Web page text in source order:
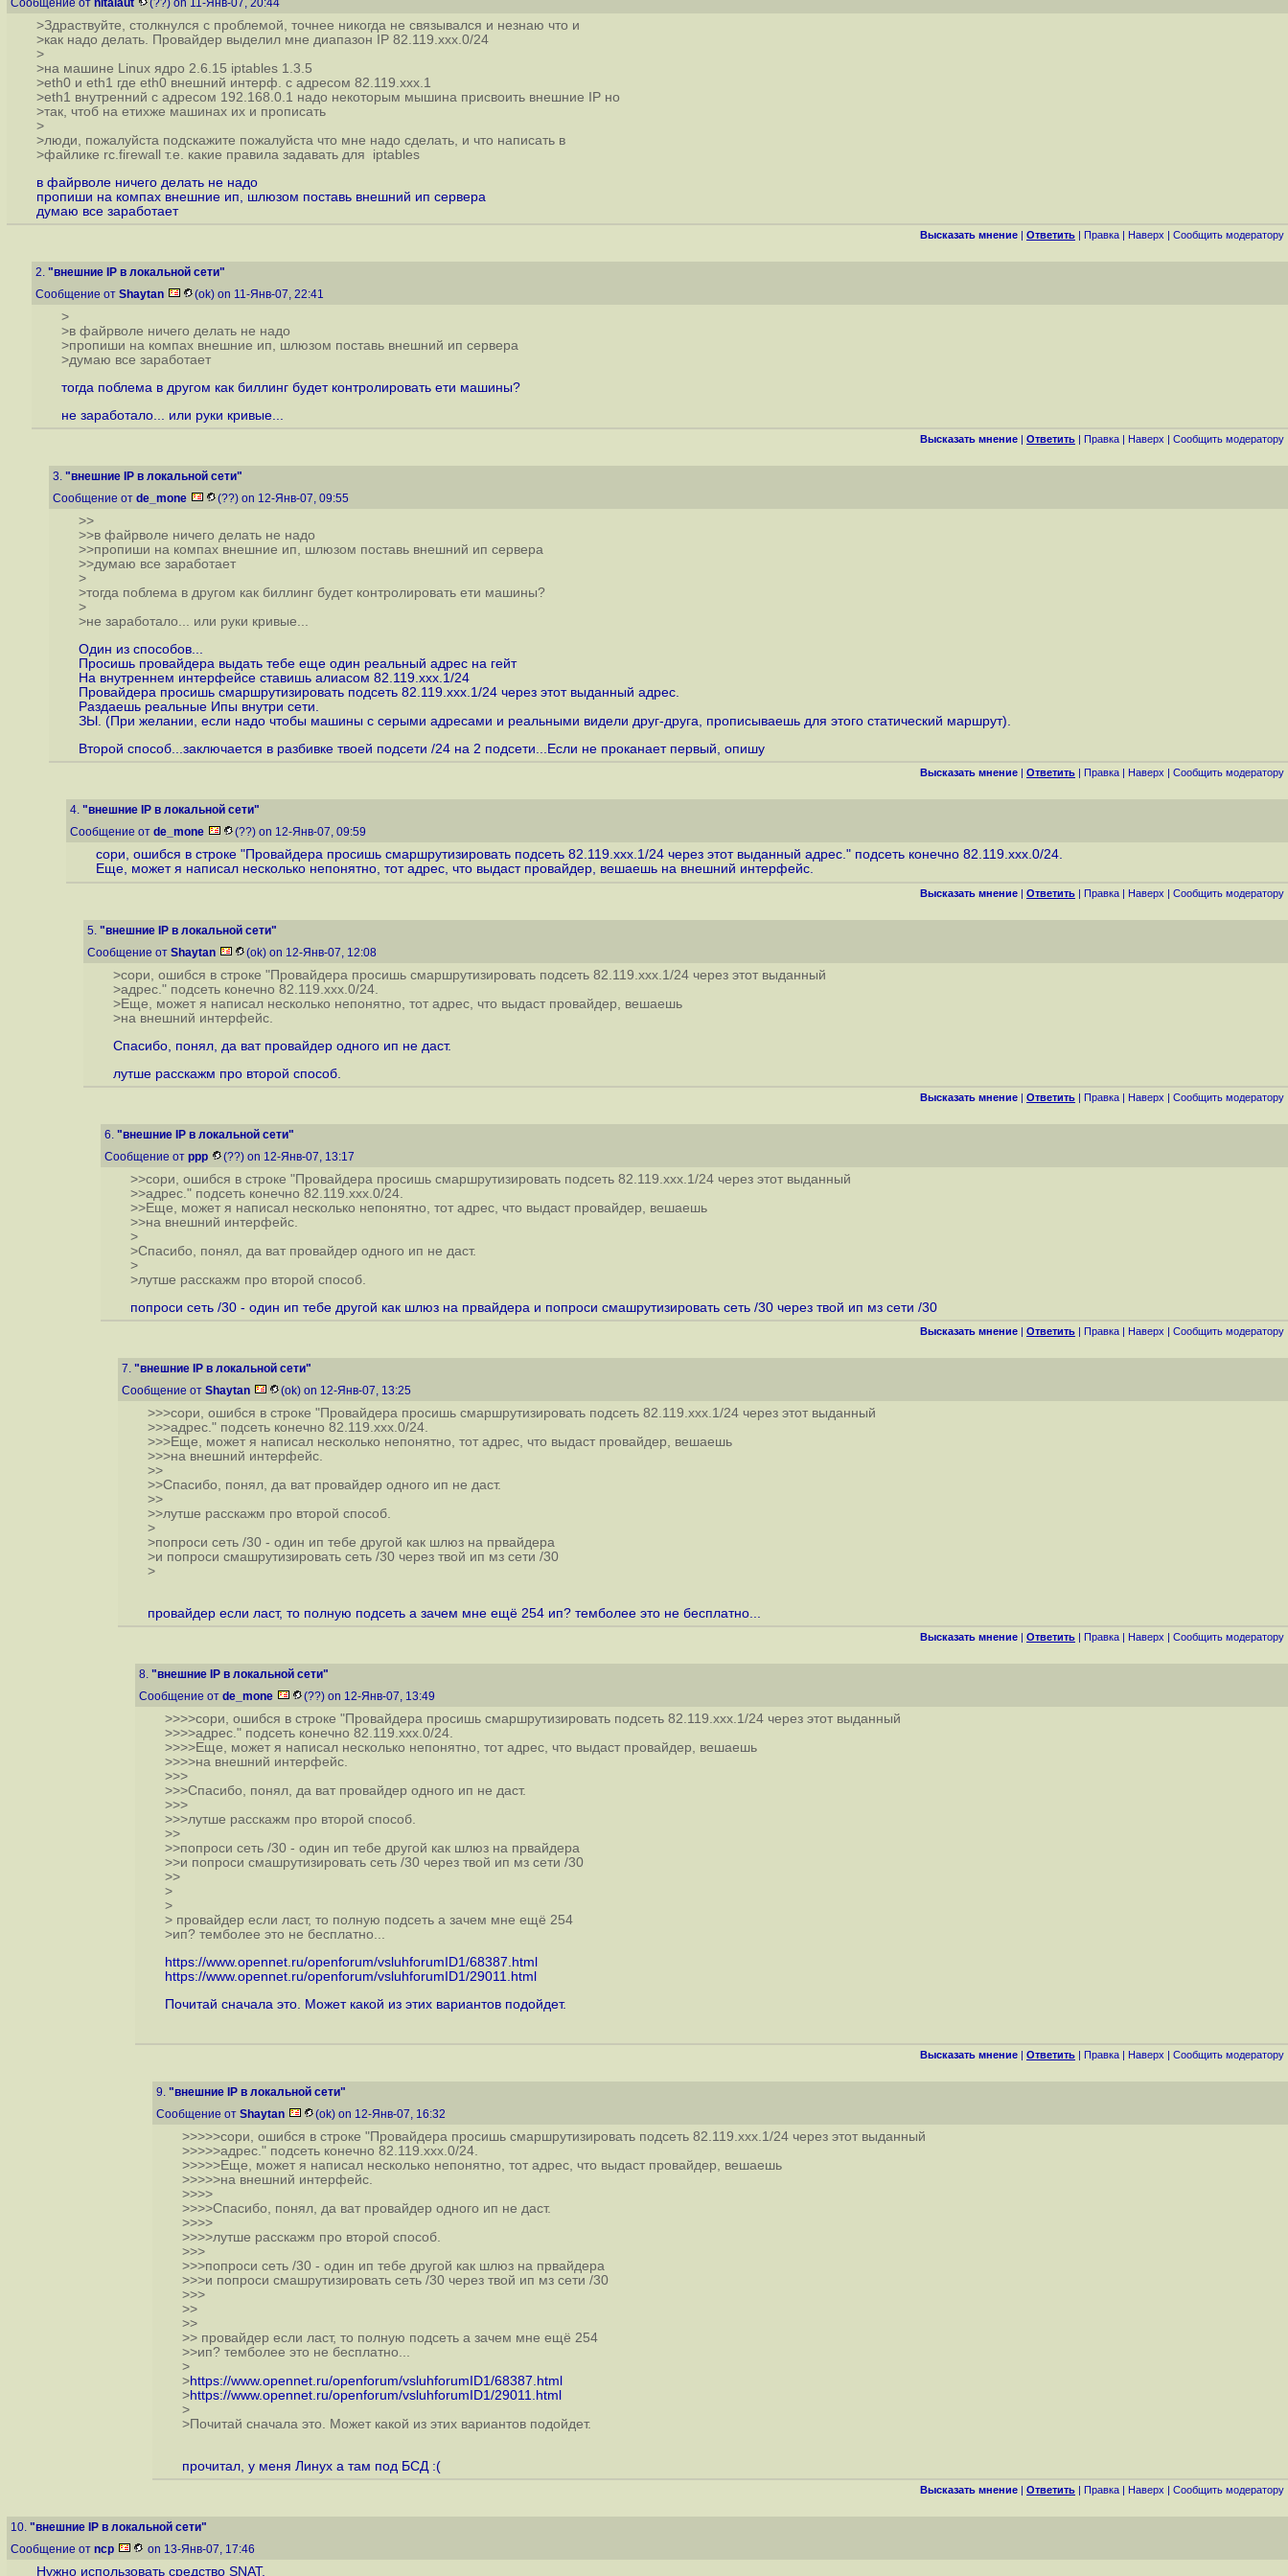
Сообщение от nitalaut (??) on 11-Янв-07, 20:44
>Здраствуйте, столкнулся с проблемой, точнее никогда не связывался и незнаю что и
>как надо делать. Провайдер выделил мне диапазон IP 82.119.xxx.0/24
>
>на машине Linux ядро 2.6.15 iptables 1.3.5
>eth0 и eth1 где eth0 внешний интерф. с адресом 82.119.ххх.1
>eth1 внутренний с адресом 192.168.0.1 надо некоторым мышина присвоить внешние IP но
>так, чтоб на етихже машинах их и прописать
>
>люди, пожалуйста подскажите пожалуйста что мне надо сделать, и что написать в
>файлике rc.firewall т.е. какие правила задавать для iptables
в файрволе ничего делать не надо
пропиши на компах внешние ип, шлюзом поставь внешний ип сервера
думаю все заработает
Высказать мнение | Ответить | Правка | Наверх | Cообщить модератору
2. "внешние IP в локальной сети"
Сообщение от Shaytan (ok) on 11-Янв-07, 22:41
>
>в файрволе ничего делать не надо
>пропиши на компах внешние ип, шлюзом поставь внешний ип сервера
>думаю все заработает
тогда поблема в другом как биллинг будет контролировать ети машины?
не заработало... или руки кривые...
Высказать мнение | Ответить | Правка | Наверх | Cообщить модератору
3. "внешние IP в локальной сети"
Сообщение от de_mone (??) on 12-Янв-07, 09:55
>>
>>в файрволе ничего делать не надо
>>пропиши на компах внешние ип, шлюзом поставь внешний ип сервера
>>думаю все заработает
>
>тогда поблема в другом как биллинг будет контролировать ети машины?
>
>не заработало... или руки кривые...
Один из способов...
Просишь провайдера выдать тебе еще один реальный адрес на гейт
На внутреннем интерфейсе ставишь алиасом 82.119.xxx.1/24
Провайдера просишь смаршрутизировать подсеть 82.119.xxx.1/24 через этот выданный адрес.
Раздаешь реальные Ипы внутри сети.
ЗЫ. (При желании, если надо чтобы машины с серыми адресами и реальными видели друг-друга, прописываешь для этого статический маршрут).
Второй способ...заключается в разбивке твоей подсети /24 на 2 подсети...Если не проканает первый, опишу
Высказать мнение | Ответить | Правка | Наверх | Cообщить модератору
4. "внешние IP в локальной сети"
Сообщение от de_mone (??) on 12-Янв-07, 09:59
сори, ошибся в строке "Провайдера просишь смаршрутизировать подсеть 82.119.xxx.1/24 через этот выданный адрес." подсеть конечно 82.119.xxx.0/24.
Еще, может я написал несколько непонятно, тот адрес, что выдаст провайдер, вешаешь на внешний интерфейс.
Высказать мнение | Ответить | Правка | Наверх | Cообщить модератору
5. "внешние IP в локальной сети"
Сообщение от Shaytan (ok) on 12-Янв-07, 12:08
>сори, ошибся в строке "Провайдера просишь смаршрутизировать подсеть 82.119.xxx.1/24 через этот выданный
>адрес." подсеть конечно 82.119.xxx.0/24.
>Еще, может я написал несколько непонятно, тот адрес, что выдаст провайдер, вешаешь
>на внешний интерфейс.
Спасибо, понял, да ват провайдер одного ип не даст.
лутше расскажм про второй способ.
Высказать мнение | Ответить | Правка | Наверх | Cообщить модератору
6. "внешние IP в локальной сети"
Сообщение от ppp (??) on 12-Янв-07, 13:17
>>сори, ошибся в строке "Провайдера просишь смаршрутизировать подсеть 82.119.xxx.1/24 через этот выданный
>>адрес." подсеть конечно 82.119.xxx.0/24.
>>Еще, может я написал несколько непонятно, тот адрес, что выдаст провайдер, вешаешь
>>на внешний интерфейс.
>
>Спасибо, понял, да ват провайдер одного ип не даст.
>
>лутше расскажм про второй способ.
попроси сеть /30 - один ип тебе другой как шлюз на првайдера и попроси смашрутизировать сеть /30 через твой ип мз сети /30
Высказать мнение | Ответить | Правка | Наверх | Cообщить модератору
7. "внешние IP в локальной сети"
Сообщение от Shaytan (ok) on 12-Янв-07, 13:25
>>>сори, ошибся в строке "Провайдера просишь смаршрутизировать подсеть 82.119.xxx.1/24 через этот выданный
>>>адрес." подсеть конечно 82.119.xxx.0/24.
>>>Еще, может я написал несколько непонятно, тот адрес, что выдаст провайдер, вешаешь
>>>на внешний интерфейс.
>>
>>Спасибо, понял, да ват провайдер одного ип не даст.
>>
>>лутше расскажм про второй способ.
>
>попроси сеть /30 - один ип тебе другой как шлюз на првайдера
>и попроси смашрутизировать сеть /30 через твой ип мз сети /30
>
провайдер если ласт, то полную подсеть а зачем мне ещё 254 ип? темболее это не бесплатно...
Высказать мнение | Ответить | Правка | Наверх | Cообщить модератору
8. "внешние IP в локальной сети"
Сообщение от de_mone (??) on 12-Янв-07, 13:49
>>>>сори, ошибся в строке "Провайдера просишь смаршрутизировать подсеть 82.119.xxx.1/24 через этот выданный
>>>>адрес." подсеть конечно 82.119.xxx.0/24.
>>>>Еще, может я написал несколько непонятно, тот адрес, что выдаст провайдер, вешаешь
>>>>на внешний интерфейс.
>>>
>>>Спасибо, понял, да ват провайдер одного ип не даст.
>>>
>>>лутше расскажм про второй способ.
>>
>>попроси сеть /30 - один ип тебе другой как шлюз на првайдера
>>и попроси смашрутизировать сеть /30 через твой ип мз сети /30
>>
>
>
> провайдер если ласт, то полную подсеть а зачем мне ещё 254
>ип? темболее это не бесплатно...
https://www.opennet.ru/openforum/vsluhforumID1/68387.html
https://www.opennet.ru/openforum/vsluhforumID1/29011.html
Почитай сначала это. Может какой из этих вариантов подойдет.
Высказать мнение | Ответить | Правка | Наверх | Cообщить модератору
9. "внешние IP в локальной сети"
Сообщение от Shaytan (ok) on 12-Янв-07, 16:32
>>>>>сори, ошибся в строке "Провайдера просишь смаршрутизировать подсеть 82.119.xxx.1/24 через этот выданный
>>>>>адрес." подсеть конечно 82.119.xxx.0/24.
>>>>>Еще, может я написал несколько непонятно, тот адрес, что выдаст провайдер, вешаешь
>>>>>на внешний интерфейс.
>>>>
>>>>Спасибо, понял, да ват провайдер одного ип не даст.
>>>>
>>>>лутше расскажм про второй способ.
>>>
>>>попроси сеть /30 - один ип тебе другой как шлюз на првайдера
>>>и попроси смашрутизировать сеть /30 через твой ип мз сети /30
>>>
>>
>>
>> провайдер если ласт, то полную подсеть а зачем мне ещё 254
>>ип? темболее это не бесплатно...
>
>https://www.opennet.ru/openforum/vsluhforumID1/68387.html
>https://www.opennet.ru/openforum/vsluhforumID1/29011.html
>
>Почитай сначала это. Может какой из этих вариантов подойдет.
прочитал, у меня Линух а там под БСД :(
Высказать мнение | Ответить | Правка | Наверх | Cообщить модератору
10. "внешние IP в локальной сети"
Сообщение от ncp on 13-Янв-07, 17:46
Нужно использовать средство SNAT.